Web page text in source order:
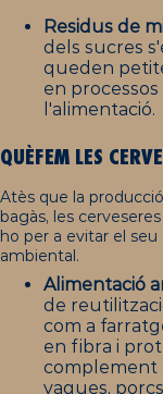
Residus de
dels sucres
queden
en
l'alimentació.
QUÈ FEM LES
Atès que la
bagàs, les
ho per a evitar el
ambiental.
Alimentació
de
com a
en fibra i
complement
vaques,